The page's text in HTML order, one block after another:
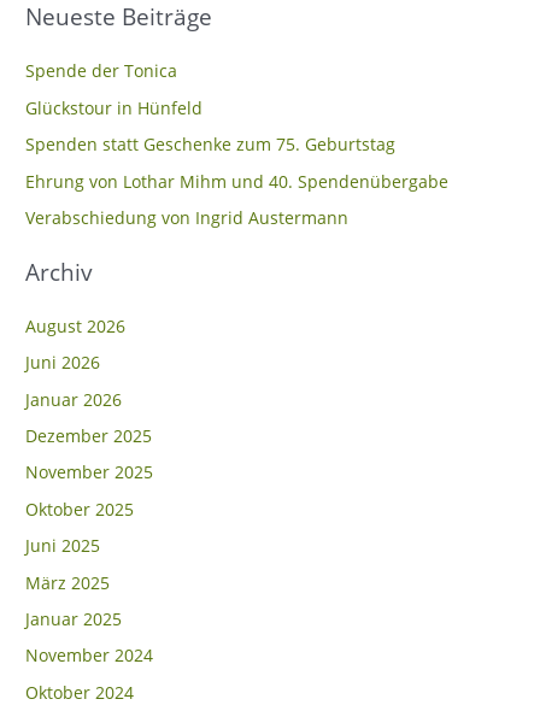
c
e
n
n
a
c
:
Neueste Beiträge
Spende der Tonica
Glückstour in Hünfeld
Spenden statt Geschenke zum 75. Geburtstag
Ehrung von Lothar Mihm und 40. Spendenübergabe
Verabschiedung von Ingrid Austermann
Archiv
August 2026
Juni 2026
Januar 2026
Dezember 2025
November 2025
Oktober 2025
Juni 2025
März 2025
Januar 2025
November 2024
Oktober 2024